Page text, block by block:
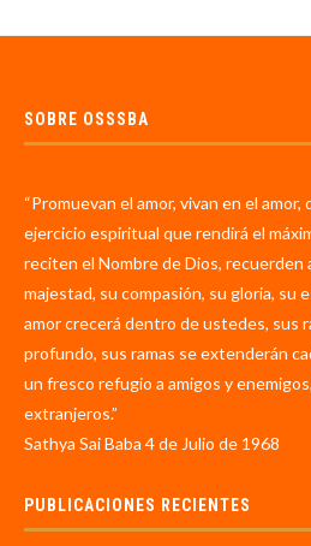
SOBRE OSSSBA
“Promuevan el amor, vivan en el amor,
ejercicio espiritual que rendirá el
reciten el Nombre de Dios, recuerden
majestad, su compasión, su gloria, su
amor crecerá dentro de ustedes, sus
profundo, sus ramas se extenderán
un fresco refugio a amigos y
extranjeros.”
Sathya Sai Baba 4 de Julio de 1968
PUBLICACIONES RECIENTES